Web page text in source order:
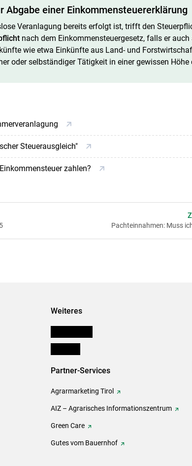
Abgabe einer Einkommensteuererklärung
Veranlagung bereits erfolgt ist, trifft den
nach dem Einkommensteuergesetz, falls er auch
wie etwa Einkünfte aus Land- und
oder selbständiger Tätigkeit in einer gewissen Höhe
Steuerausgleich"
zahlen?
Pachteinnahmen: Muss
Weiteres
Partner-Services
Agrarmarketing Tirol
AIZ – Agrarisches Informationszentrum
Green Care
Gutes vom Bauernhof